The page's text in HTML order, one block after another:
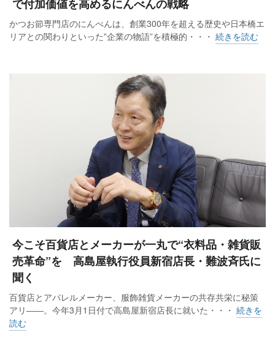
コロナ禍が明けてミロード1、ミロード2、ミロードイース
ト、ミロード1南館まで全館が堅調に推移しています。特にミ
10％それぞれアップしました。ミロード1も前年を上回るな
ど、24年度は全館ベースでもコロナ禍前の19年度に迫る勢い
――ミロード2のリニューアルの内容は。
24年春に実施したリニューアルでミロード2に本厚木エリア初
となるGU、アンドエスティ、ニトリ デコホームをオープンし
ました。同時にミロード1も改装してカプセルトイの「シープ
ツ」、婦人衣料の「レマ」「スーツセレクト」などが移転・
改装しました。
新型コロナウイルスの感染拡大が続いた時期は我々デベロッ
パー、出店されているテナント様も厳しい局面にありまし
で付加価値を高めるにんべんの戦略
かつお節専門店のにんべんは、創業300年を超える歴史や日本橋エ
リアとの関わりといった‟企業の物語”を積極的・・・ 続きを読む
今こそ百貨店とメーカーが一丸で“衣料品・雑貨販
売革命”を 高島屋執行役員新宿店長・難波斉氏に
聞く
百貨店とアパレルメーカー、服飾雑貨メーカーの共存共栄に秘策
アリ――。今年3月1日付で高島屋新宿店長に就いた・・・ 続きを
読む